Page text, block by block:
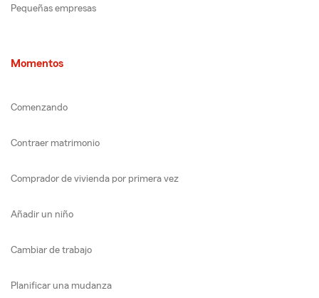
Pequeñas empresas
Momentos
Comenzando
Contraer matrimonio
Comprador de vivienda por primera vez
Añadir un niño
Cambiar de trabajo
Planificar una mudanza